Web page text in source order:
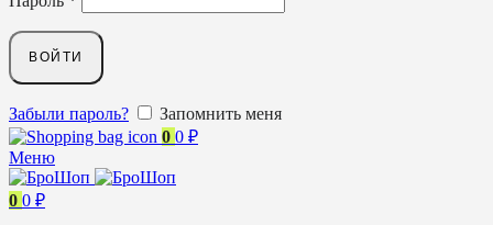
ВОЙТИ
Забыли пароль?
Запомнить меня
0 0 ₽
Меню
0 0 ₽